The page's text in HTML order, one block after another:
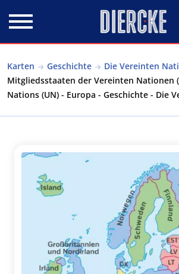
Karten Geschichte Die Vereinten
Mitgliedsstaaten der Vereinten Nationen
Nations (UN) - Europa - Geschichte - Die